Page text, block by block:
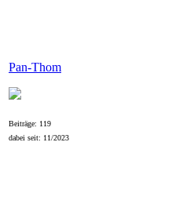
Pan-Thom
Beiträge: 119
dabei seit: 11/2023